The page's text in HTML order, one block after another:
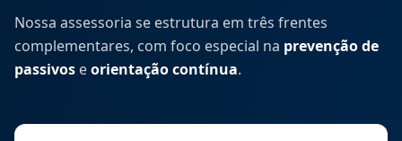
Nossa assessoria se estrutura em três frentes
complementares, com foco especial na prevenção de
passivos eorientação contínua.